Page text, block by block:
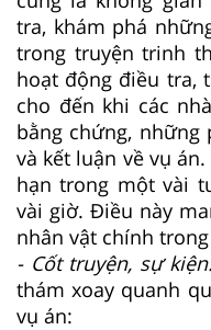
tra, khám phá
trong truyện trinh
hoạt động điều tra,
cho đến khi các
bằng chứng,
và kết luận về vụ
hạn trong một vài
vài giờ. Điều này
nhân vật chính
- Cốt truyện, sự
thám xoay quanh
vụ án: